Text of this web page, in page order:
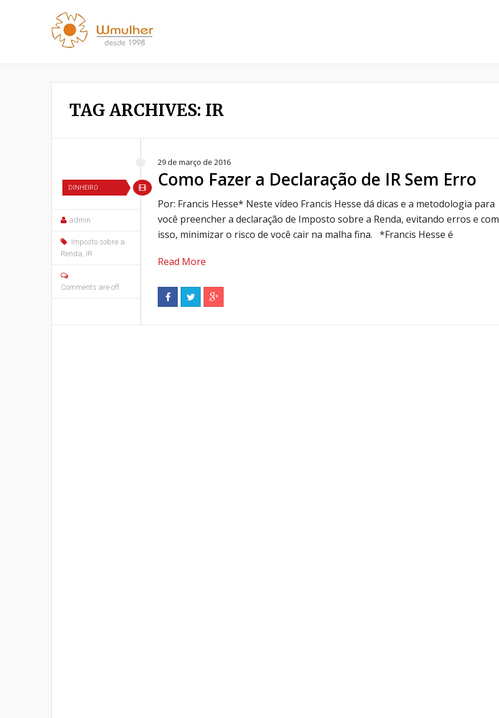
TAG ARCHIVES: IR
DINHEIRO
29 de março de 2016
Como Fazer a Declaração de IR Sem Erro
admin
Imposto sobre a
Renda, IR
Comments are off
Por: Francis Hesse* Neste vídeo Francis Hesse dá dicas e a metodologia para
você preencher a declaração de Imposto sobre a Renda, evitando erros e com
isso, minimizar o risco de você cair na malha fina. *Francis Hesse é
Read More